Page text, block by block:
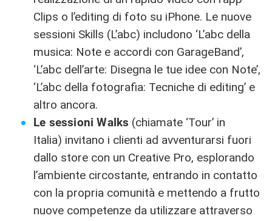
Clips o l’editing di foto su iPhone. Le nuove
sessioni Skills (L’abc) includono ‘L’abc della
musica: Note e accordi con GarageBand’,
‘L’abc dell’arte: Disegna le tue idee con Note’,
‘L’abc della fotografia: Tecniche di editing’ e
altro ancora.
Le sessioni Walks (chiamate ‘Tour’ in
Italia) invitano i clienti ad avventurarsi fuori
dallo store con un Creative Pro, esplorando
l’ambiente circostante, entrando in contatto
con la propria comunità e mettendo a frutto
nuove competenze da utilizzare attraverso